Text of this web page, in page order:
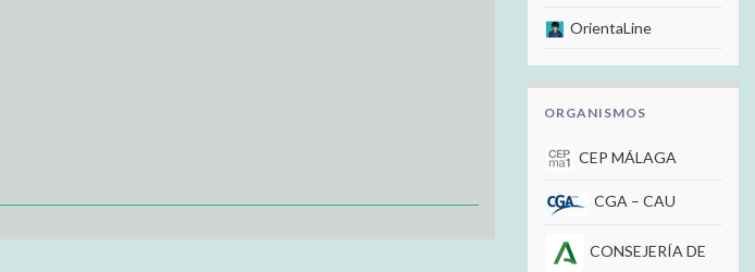
OrientaLine
ORGANISMOS
CEP MÁLAGA
CGA – CAU
CONSEJERÍA DE